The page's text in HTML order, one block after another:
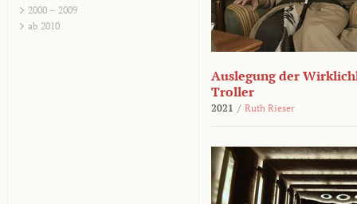
2000 – 2009
ab 2010
Auslegung der
Troller
2021 / Ruth Rieser